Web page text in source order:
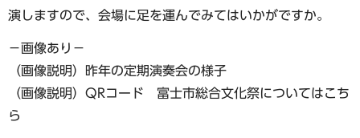
演しますので、会場に足を運んでみてはいかがですか。
−画像あり−
（画像説明）昨年の定期演奏会の様子
（画像説明）QRコード 富士市総合文化祭についてはこち
ら